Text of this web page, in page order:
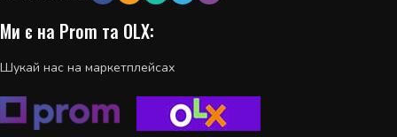
Ми є на Prom та OLX:
Шукай нас на маркетплейсах